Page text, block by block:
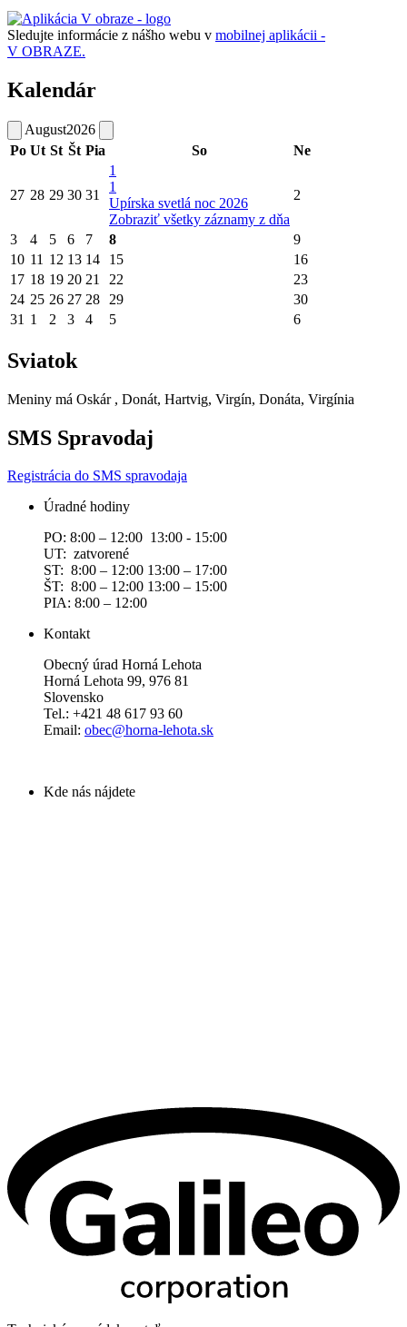
Sledujte informácie z nášho webu v mobilnej aplikácii -
V OBRAZE.
Kalendár
August2026
Po Ut St Št Pia So Ne
27 28 29 30 31
1
1
Upírska svetlá noc 2026
Zobraziť všetky záznamy z dňa
2
3 4 5 6 7 8
9
10 11 12 13 14 15
16
17 18 19 20 21 22
23
24 25 26 27 28 29
30
31 1 2 3 4 5 6
Sviatok
Meniny má Oskár , Donát, Hartvig, Virgín, Donáta, Virgínia
SMS Spravodaj
Registrácia do SMS spravodaja
Úradné hodiny
PO: 8:00 – 12:00 13:00 - 15:00
UT: zatvorené
ST: 8:00 – 12:00 13:00 – 17:00
ŠT: 8:00 – 12:00 13:00 – 15:00
PIA: 8:00 – 12:00
Kontakt
Obecný úrad Horná Lehota
Horná Lehota 99, 976 81
Slovensko
Tel.: +421 48 617 93 60
Email: obec@horna-lehota.sk
Kde nás nájdete